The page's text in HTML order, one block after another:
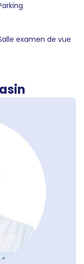
examen de vue